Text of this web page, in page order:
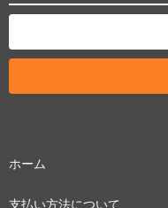
ホーム
支払い方法について